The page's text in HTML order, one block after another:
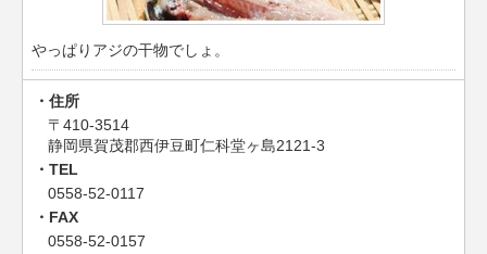
やっぱりアジの干物でしょ。
住所
〒410-3514
静岡県賀茂郡西伊豆町仁科堂ヶ島2121-3
TEL
0558-52-0117
FAX
0558-52-0157